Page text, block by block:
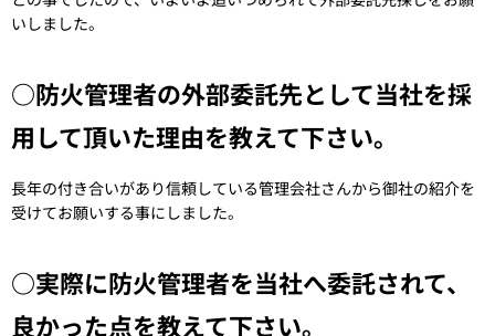
いしました。
○防火管理者の外部委託先として当社を採
用して頂いた理由を教えて下さい。
長年の付き合いがあり信頼している管理会社さんから御社の紹介を
受けてお願いする事にしました。
○実際に防火管理者を当社へ委託されて、
良かった点を教えて下さい。